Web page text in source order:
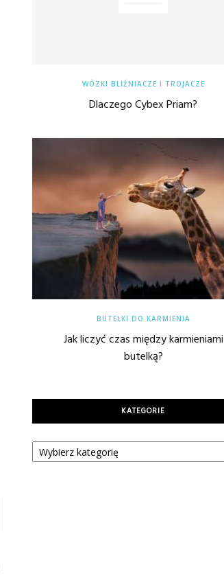
WÓZKI BLIŹNIACZE I TROJACZE
Dlaczego Cybex Priam?
BUTELKI DO KARMIENIA
Jak liczyć czas między karmieniami
butelką?
KATEGORIE
Kategorie